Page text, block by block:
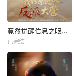
竟然觉醒信息之眼，我转身进入反派大营
已完结